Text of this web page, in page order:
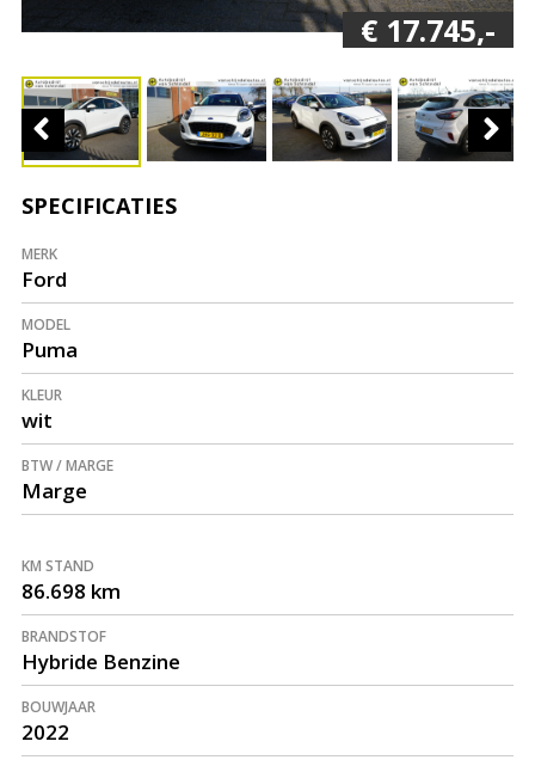
€ 17.745,-
SPECIFICATIES
MERK
Ford
MODEL
Puma
KLEUR
wit
BTW / MARGE
Marge
KM STAND
86.698 km
BRANDSTOF
Hybride Benzine
BOUWJAAR
2022